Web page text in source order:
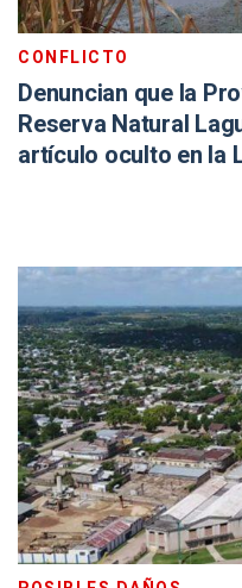
CONFLICTO
Denuncian que la
Reserva Natural
artículo oculto en la